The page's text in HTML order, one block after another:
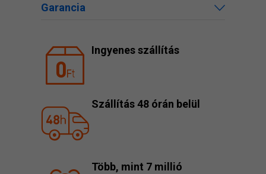
Garancia
Ingyenes szállítás
Szállítás 48 órán belül
Több, mint 7 millió